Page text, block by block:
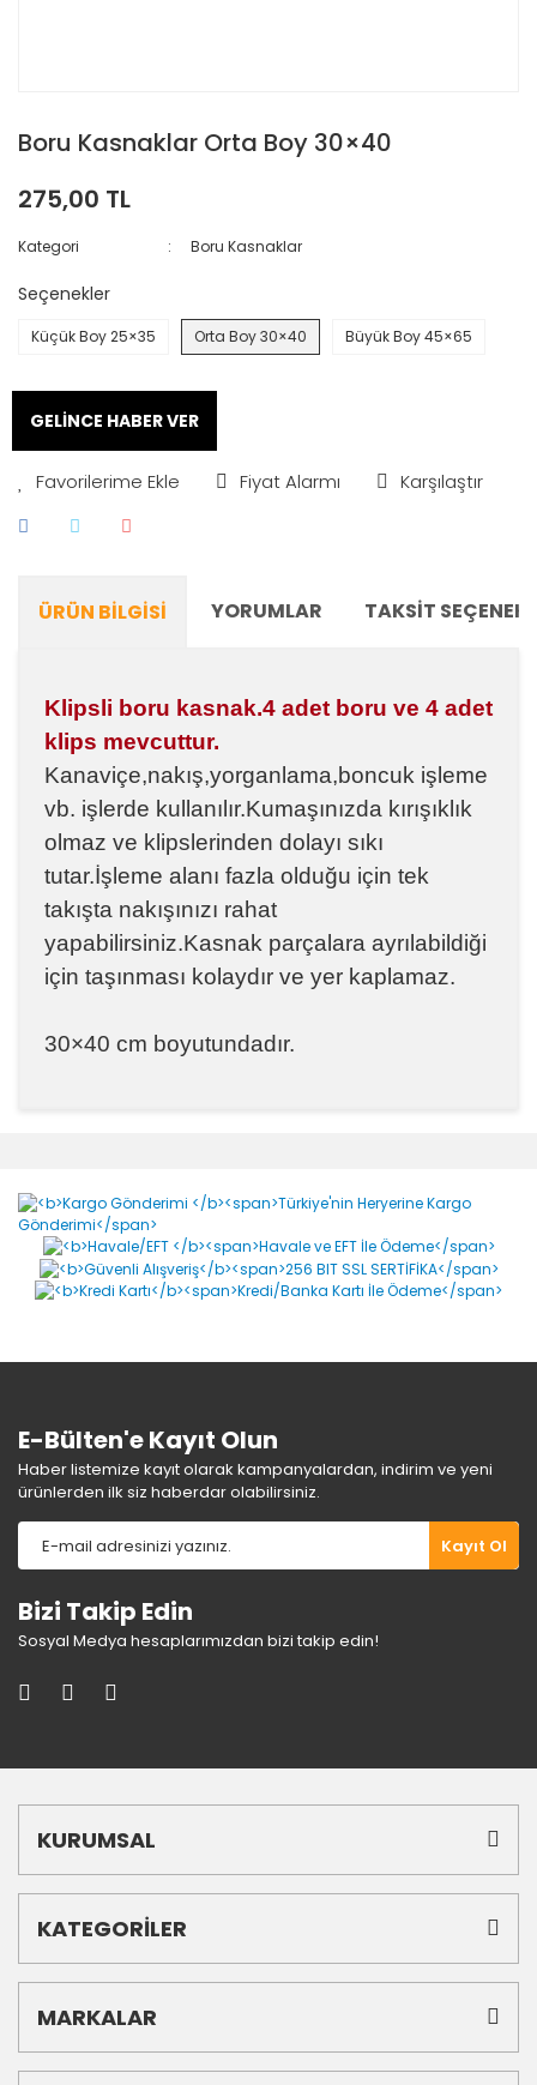
Boru Kasnaklar Orta Boy 30×40
275,00 TL
Kategori Boru Kasnaklar
Seçenekler
Küçük Boy 25×35 Orta Boy 30×40 Büyük Boy 45×65
GELİNCE HABER VER
Fiyat Alarmı Karşılaştır
ÜRÜN BILGISI YORUMLAR TAKSIT
Klipsli boru kasnak.4 adet boru ve 4 adet
klips mevcuttur.
Kanaviçe,nakış,yorganlama,boncuk işleme
vb. işlerde kullanılır.Kumaşınızda kırışıklık
olmaz ve klipslerinden dolayı sıkı
tutar.İşleme alanı fazla olduğu için tek
takışta nakışınızı rahat
yapabilirsiniz.Kasnak parçalara ayrılabildiği
için taşınması kolaydır ve yer kaplamaz.
30×40 cm boyutundadır.
Yorum Yaz
Ürün resmi kalitesiz, bozuk veya görüntülenemiyor.
Ürün açıklamasında eksik bilgiler bulunuyor.
Ürün bilgilerinde hatalar bulunuyor.
E-Bülten'e Kayıt Olun
Haber listemize kayıt olarak kampanyalardan, indirim ve yeni
ürünlerden ilk siz haberdar olabilirsiniz.
Kayıt Ol
Bizi Takip Edin
Sosyal Medya hesaplarımızdan bizi takip edin!
KURUMSAL
KATEGORİLER
MARKALAR